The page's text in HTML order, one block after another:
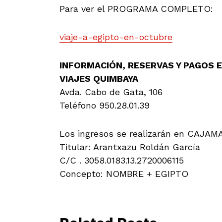
Para ver el PROGRAMA COMPLETO:
viaje-a-egipto-en-octubre
INFORMACIÓN, RESERVAS Y PAGOS
VIAJES QUIMBAYA
Avda. Cabo de Gata, 106
Teléfono 950.28.01.39
Los ingresos se realizarán en
Titular: Arantxazu Roldán García
C/C . 3058.0183.13.2720006115
Concepto: NOMBRE + EGIPTO